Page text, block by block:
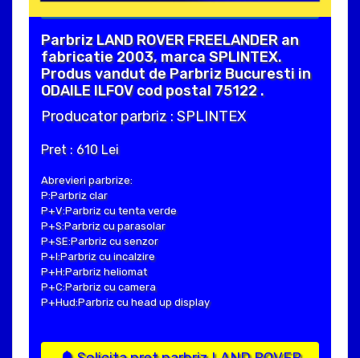
Parbriz LAND ROVER FREELANDER an
fabricatie 2003, marca SPLINTEX.
Produs vandut de Parbriz Bucuresti in
ODAILE ILFOV cod postal 75122 .
Producator parbriz : SPLINTEX
Pret : 610 Lei
Abrevieri parbrize:
P:Parbriz clar
P+V:Parbriz cu tenta verde
P+S:Parbriz cu parasolar
P+SE:Parbriz cu senzor
P+I:Parbriz cu incalzire
P+H:Parbriz heliomat
P+C:Parbriz cu camera
P+Hud:Parbriz cu head up display